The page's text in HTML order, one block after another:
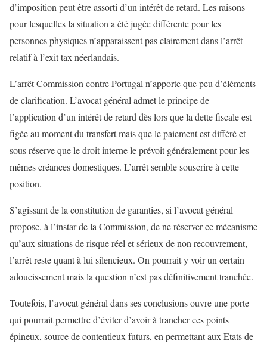
d’imposition peut être assorti d’un intérêt de retard. Les raisons
pour lesquelles la situation a été jugée différente pour les
personnes physiques n’apparaissent pas clairement dans l’arrêt
relatif à l’exit tax néerlandais.
L’arrêt Commission contre Portugal n’apporte que peu d’éléments
de clarification. L’avocat général admet le principe de
l’application d’un intérêt de retard dès lors que la dette fiscale est
figée au moment du transfert mais que le paiement est différé et
sous réserve que le droit interne le prévoit généralement pour les
mêmes créances domestiques. L’arrêt semble souscrire à cette
position.
S’agissant de la constitution de garanties, si l’avocat général
propose, à l’instar de la Commission, de ne réserver ce mécanisme
qu’aux situations de risque réel et sérieux de non recouvrement,
l’arrêt reste quant à lui silencieux. On pourrait y voir un certain
adoucissement mais la question n’est pas définitivement tranchée.
Toutefois, l’avocat général dans ses conclusions ouvre une porte
qui pourrait permettre d’éviter d’avoir à trancher ces points
épineux, source de contentieux futurs, en permettant aux Etats de